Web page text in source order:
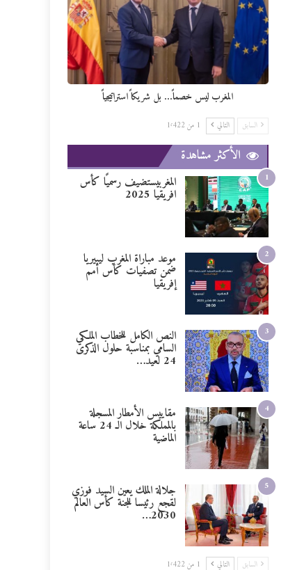
المغرب ليس خصماً… بل شريكاً استراتيجياً
السابق التالي 1 من 1٬422
الأكثر مشاهدة
1 المغربيستضيف رسميًا كأس
افريقيا 2025
2 موعد مباراة المغرب ليبيريا
ضمن تصفيات كأس أمم
إفريقيا
3 النص الكامل للخطاب الملكي
السامي بمناسبة حلول الذكرى
24 لعيد…
4 مقاييس الأمطار المسجلة
بالمملكة خلال الـ 24 ساعة
الماضية
5 جلالة الملك يعين السيد فوزي
لقجع رئيسا للجنة كأس العالم
2030…
السابق التالي 1 من 1٬422